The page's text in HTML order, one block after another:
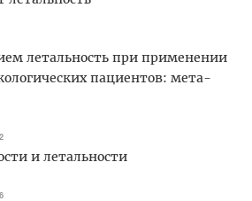
летальность при применении
пациентов: мета-
и летальности